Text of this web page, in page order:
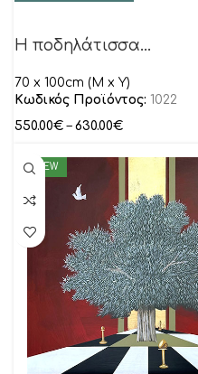
Η ποδηλάτισσα…
70 x 100cm (M x Y)
Κωδικός Προϊόντος: 1022
550.00€ – 630.00€
NEW